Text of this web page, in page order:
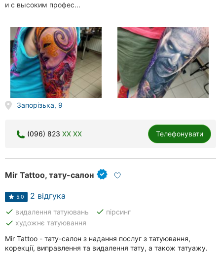
и с высоким профес...
Запорізька, 9
(096) 823 XX XX Телефонувати
Mir Tattoo, тату-салон
5.0 2 відгука
done видалення татуювань done пірсинг
done художнє татуювання
Mir Tattoo - тату-салон з надання послуг з татуювання,
корекції, виправлення та видалення тату, а також татуажу.